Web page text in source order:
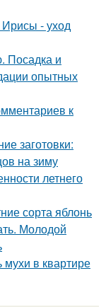
Ирисы - уход
Посадка и
опытных
к
заготовки:
на зиму
летнего
сорта яблонь
Молодой
мухи в квартире